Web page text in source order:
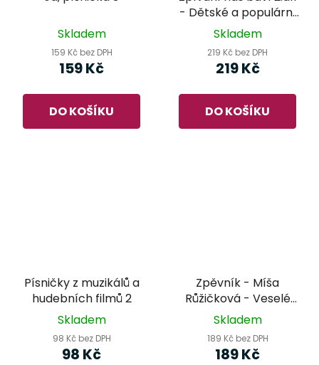
Skladem
159 Kč bez DPH
159 Kč
DO KOŠÍKU
- Dětské a populární
písně v jednoduchém
Skladem
219 Kč bez DPH
219 Kč
DO KOŠÍKU
Písničky z muzikálů a
hudebních filmů 2
Skladem
98 Kč bez DPH
98 Kč
Zpěvník - Míša
Růžičková - Veselé
písničky pro kluky a
holčičky
Skladem
189 Kč bez DPH
189 Kč